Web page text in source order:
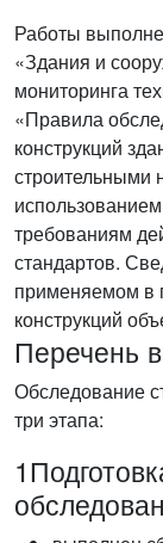
Работы
«Здания и
мониторинга
«Правила
конструкций
строительными
требованиям
стандартов.
применяемом в
конструкций
Перечень
Обследование
три этапа:
1